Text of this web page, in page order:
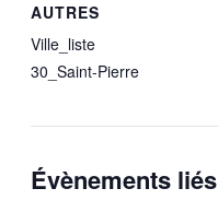
AUTRES
Ville_liste
30_Saint-Pierre
Évènements liés